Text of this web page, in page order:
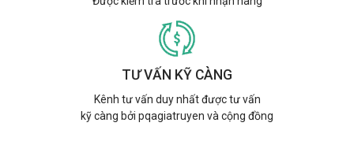
TƯ VẤN KỸ CÀNG
Kênh tư vấn duy nhất được tư vấn
kỹ càng bởi pqagiatruyen và cộng đồng